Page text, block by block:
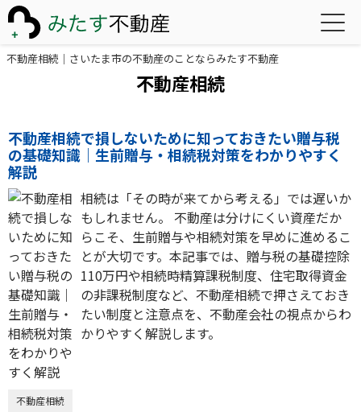
不動産相続｜さいたま市の不動産のことならみたす不動産
不動産相続
不動産相続で損しないために知っておきたい贈与税
の基礎知識｜生前贈与・相続税対策をわかりやすく
解説
相続は「その時が来てから考える」では遅いか
もしれません。 不動産は分けにくい資産だか
らこそ、生前贈与や相続対策を早めに進めるこ
とが大切です。本記事では、贈与税の基礎控除
110万円や相続時精算課税制度、住宅取得資金
の非課税制度など、不動産相続で押さえておき
たい制度と注意点を、不動産会社の視点からわ
かりやすく解説します。
不動産相続